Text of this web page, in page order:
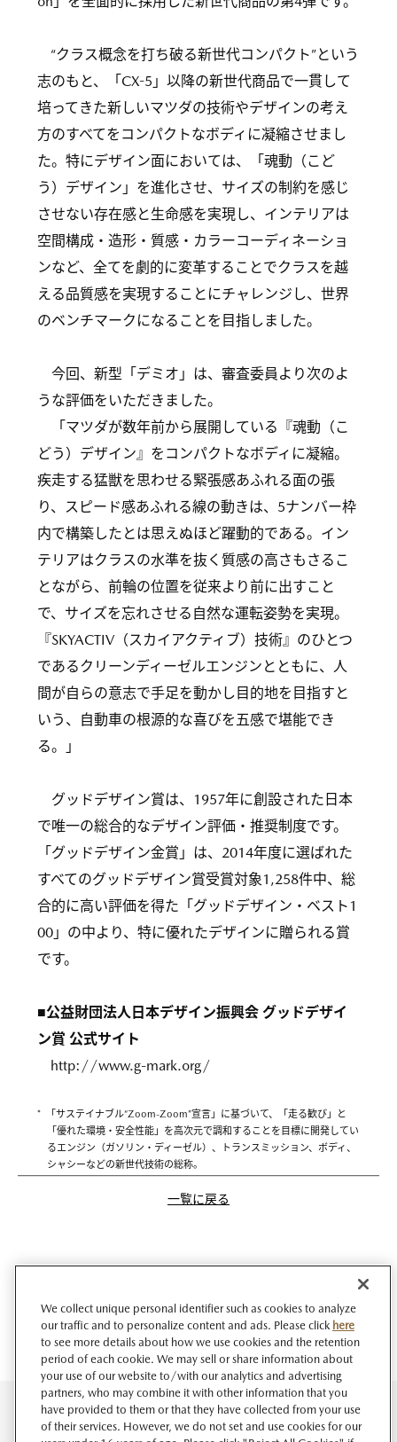
“クラス概念を打ち破る新世代コンパクト”という
志のもと、「CX-5」以降の新世代商品で一貫して
培ってきた新しいマツダの技術やデザインの考え
方のすべてをコンパクトなボディに凝縮させまし
た。特にデザイン面においては、「魂動（こど
う）デザイン」を進化させ、サイズの制約を感じ
させない存在感と生命感を実現し、インテリアは
空間構成・造形・質感・カラーコーディネーショ
ンなど、全てを劇的に変革することでクラスを越
える品質感を実現することにチャレンジし、世界
のベンチマークになることを目指しました。
今回、新型「デミオ」は、審査委員より次のよ
うな評価をいただきました。
「マツダが数年前から展開している『魂動（こ
どう）デザイン』をコンパクトなボディに凝縮。
疾走する猛獣を思わせる緊張感あふれる面の張
り、スピード感あふれる線の動きは、5ナンバー枠
内で構築したとは思えぬほど躍動的である。イン
テリアはクラスの水準を抜く質感の高さもさるこ
とながら、前輪の位置を従来より前に出すこと
で、サイズを忘れさせる自然な運転姿勢を実現。
『SKYACTIV（スカイアクティブ）技術』のひとつ
であるクリーンディーゼルエンジンとともに、人
間が自らの意志で手足を動かし目的地を目指すと
いう、自動車の根源的な喜びを五感で堪能でき
る。」
グッドデザイン賞は、1957年に創設された日本
で唯一の総合的なデザイン評価・推奨制度です。
「グッドデザイン金賞」は、2014年度に選ばれた
すべてのグッドデザイン賞受賞対象1,258件中、総
合的に高い評価を得た「グッドデザイン・ベスト1
00」の中より、特に優れたデザインに贈られる賞
です。
■公益財団法人日本デザイン振興会 グッドデザイ
ン賞 公式サイト
http://www.g-mark.org/
* 「サステイナブル“Zoom-Zoom”宣言」に基づいて、「走る歓び」と
「優れた環境・安全性能」を高次元で調和することを目標に開発してい
るエンジン（ガソリン・ディーゼル）、トランスミッション、ボディ、
シャシーなどの新世代技術の総称。
一覧に戻る
We collect unique personal identifier such as cookies to analyze
our traffic and to personalize content and ads. Please click here
to see more details about how we use cookies and the retention
period of each cookie. We may sell or share information about
your use of our website to/with our analytics and advertising
partners, who may combine it with other information that you
have provided to them or that they have collected from your use
of their services. However, we do not set and use cookies for our